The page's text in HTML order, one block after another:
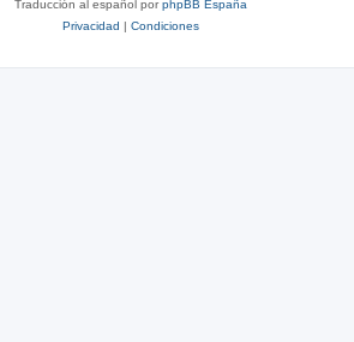
Traducción al español porphpBB España
Privacidad | Condiciones